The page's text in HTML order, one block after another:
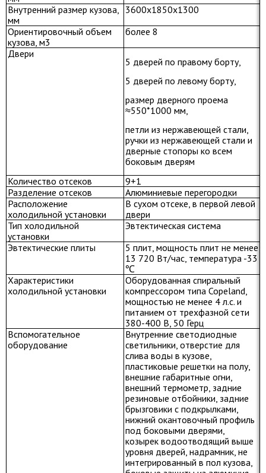
Внутренний размер кузова,
мм
3600x1850x1300
Ориентировочный объем
кузова, м3
более 8
Двери
5 дверей по правому борту,
5 дверей по левому борту,
размер дверного проема
≈550*1000 мм,
петли из нержавеющей стали,
ручки из нержавеющей стали и
дверные стопоры ко всем
боковым дверям
Количество отсеков
9+1
Разделение отсеков
Алюминиевые перегородки
Расположение
холодильной установки
В сухом отсеке, в первой левой
двери
Тип холодильной
установки
Эвтектическая система
Эвтектические плиты
5 плит, мощность плит не менее
13 720 Вт/час, температура -33
℃
Характеристики
холодильной установки
Оборудованная спиральный
компрессором типа Copeland,
мощностью не менее 4 л.с. и
питанием от трехфазной сети
380-400 В, 50 Герц
Вспомогательное
оборудование
Внутренние светодиодные
светильники, отверстие для
слива воды в кузове,
пластиковые решетки на полу,
внешние габаритные огни,
внешний термометр, задние
резиновые отбойники, задние
брызговики с подкрылками,
нижний окантовочный профиль
под боковыми дверями,
козырек водоотводящий выше
уровня дверей, надрамник, не
интегрированный в пол кузова,